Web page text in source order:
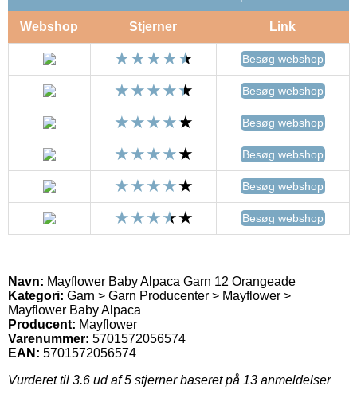
Webshop Stjerner Link
Besøg webshop
Besøg webshop
Besøg webshop
Besøg webshop
Besøg webshop
Besøg webshop
Navn: Mayflower Baby Alpaca Garn 12 Orangeade
Kategori: Garn > Garn Producenter > Mayflower >
Mayflower Baby Alpaca
Producent: Mayflower
Varenummer: 5701572056574
EAN: 5701572056574
Vurderet til 3.6 ud af 5 stjerner baseret på 13 anmeldelser